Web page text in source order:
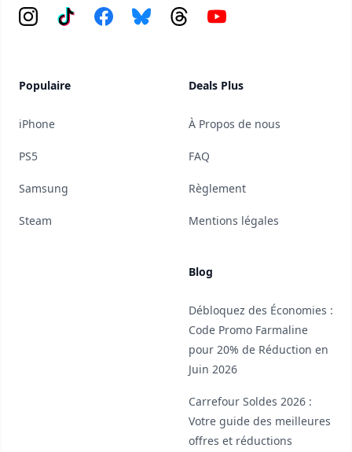
Instagram
Tiktok FacebookBlueskyThreadsYouTube
Populaire
iPhone
PS5
Samsung
Steam
Deals Plus
À Propos de nous
FAQ
Règlement
Mentions légales
Blog
Débloquez des Économies :
Code Promo Farmaline
pour 20% de Réduction en
Juin 2026
Carrefour Soldes 2026 :
Votre guide des meilleures
offres et réductions